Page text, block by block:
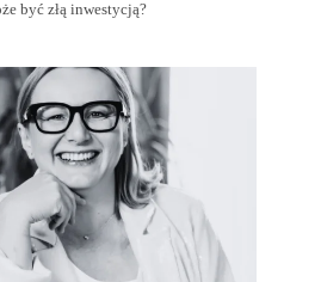
być złą inwestycją?